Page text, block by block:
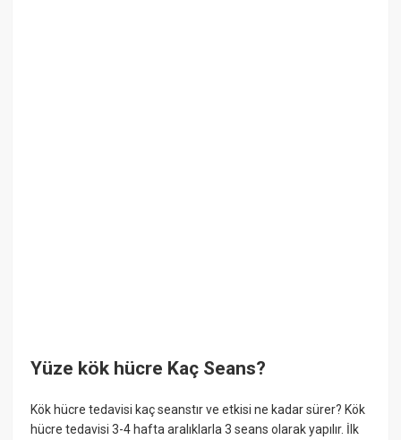
Yüze kök hücre Kaç Seans?
Kök hücre tedavisi kaç seanstır ve etkisi ne kadar sürer? Kök
hücre tedavisi 3-4 hafta aralıklarla 3 seans olarak yapılır. İlk